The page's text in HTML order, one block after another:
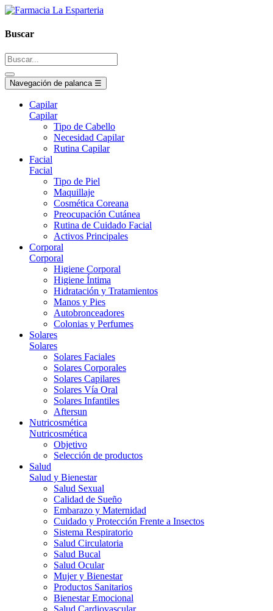
Buscar
Navegación de palanca ☰
Capilar
Capilar
Tipo de Cabello
Necesidad Capilar
Rutina Capilar
Facial
Facial
Tipo de Piel
Maquillaje
Cosmética Coreana
Preocupación Cutánea
Rutina de Cuidado Facial
Activos Principales
Corporal
Corporal
Higiene Corporal
Higiene Íntima
Hidratación y Tratamientos
Manos y Pies
Autobronceadores
Colonias y Perfumes
Solares
Solares
Solares Faciales
Solares Corporales
Solares Capilares
Solares Vía Oral
Solares Infantiles
Aftersun
Nutricosmética
Nutricosmética
Objetivo
Selección de productos
Salud
Salud y Bienestar
Salud Sexual
Calidad de Sueño
Embarazo y Maternidad
Cuidado y Protección Frente a Insectos
Sistema Respiratorio
Salud Circulatoria
Salud Bucal
Salud Ocular
Mujer y Bienestar
Productos Sanitarios
Bienestar Emocional
Salud Cardiovascular